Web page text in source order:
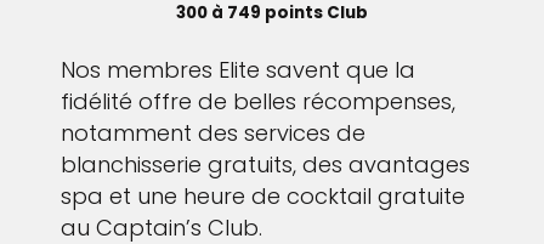
300 à 749 points Club
Nos membres Elite savent que la
fidélité offre de belles récompenses,
notamment des services de
blanchisserie gratuits, des avantages
spa et une heure de cocktail gratuite
au Captain’s Club.